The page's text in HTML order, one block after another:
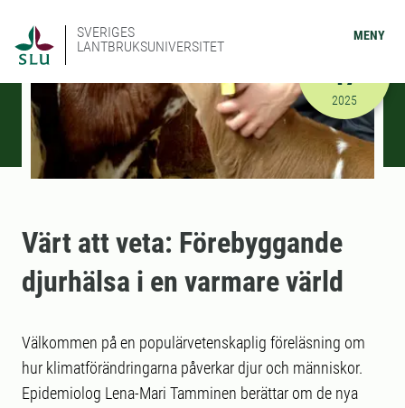
SVERIGES
LANTBRUKSUNIVERSITET
MENY
2025-10-
17
2025
Värt att veta: Förebyggande
djurhälsa i en varmare värld
Välkommen på en populärvetenskaplig föreläsning om
hur klimatförändringarna påverkar djur och människor.
Epidemiolog Lena-Mari Tamminen berättar om de nya